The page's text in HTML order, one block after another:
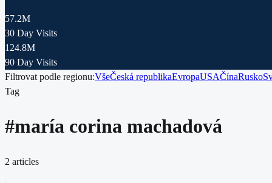
57.2M
30 Day Visits
124.8M
90 Day Visits
Filtrovat podle regionu:VšeČeská republikaEvropaUSAČínaRusko
Tag
#maría corina machadová
2 articles